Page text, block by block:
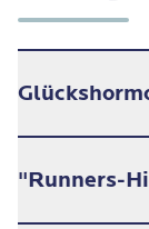
Körperliche
"Runners-